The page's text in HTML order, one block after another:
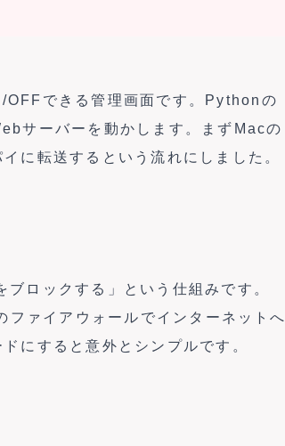
OFFできる管理画面です。Pythonの
サーバーを動かします。まずMacの
に転送するという流れにしました。
ロックする」という仕組みです。
ァイアウォールでインターネットへ
にすると意外とシンプルです。